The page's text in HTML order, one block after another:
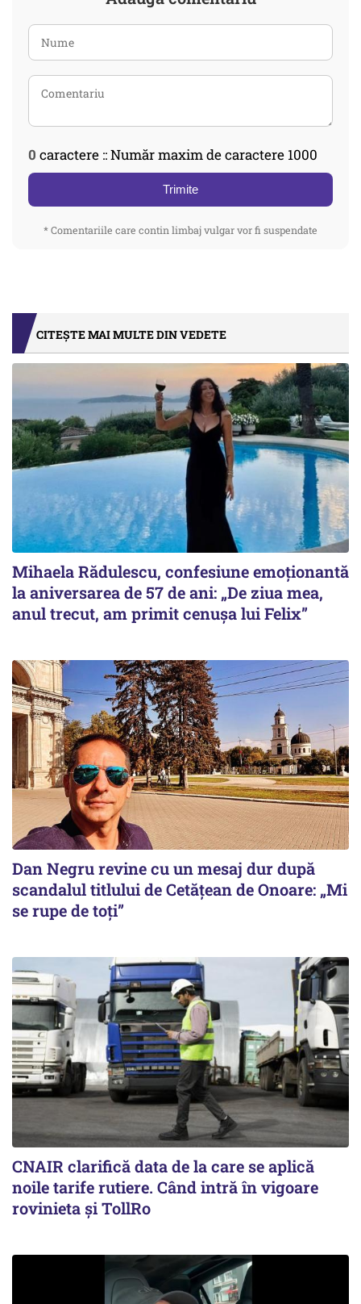
0 caractere :: Număr maxim de caractere 1000
Trimite
* Comentariile care contin limbaj vulgar vor fi suspendate
CITEȘTE MAI MULTE DIN VEDETE
Mihaela Rădulescu, confesiune emoționantă
la aniversarea de 57 de ani: „De ziua mea,
anul trecut, am primit cenușa lui Felix”
Dan Negru revine cu un mesaj dur după
scandalul titlului de Cetățean de Onoare: „Mi
se rupe de toți”
CNAIR clarifică data de la care se aplică
noile tarife rutiere. Când intră în vigoare
rovinieta și TollRo